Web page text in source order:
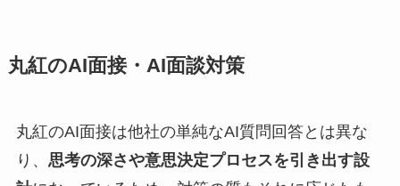
丸紅のAI面接・AI面談対策
丸紅のAI面接は他社の単純なAI質問回答とは異な
り、 思考の深さや意思決定プロセスを引き出す設